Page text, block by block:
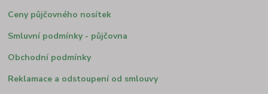
Ceny půjčovného nosítek
Smluvní podmínky - půjčovna
Obchodní podmínky
Reklamace a odstoupení od smlouvy